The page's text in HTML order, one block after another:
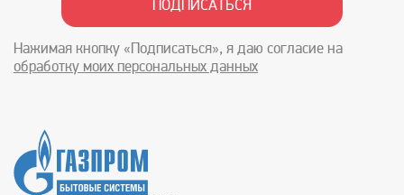
Нажимая кнопку «Подписаться», я даю согласие на
обработку моих персональных данных